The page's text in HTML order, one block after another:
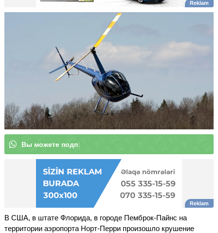
Вы
В США, в штате Флорида, в городе Пемброк-Пайнс на
территории аэропорта Норт-Перри произошло крушение